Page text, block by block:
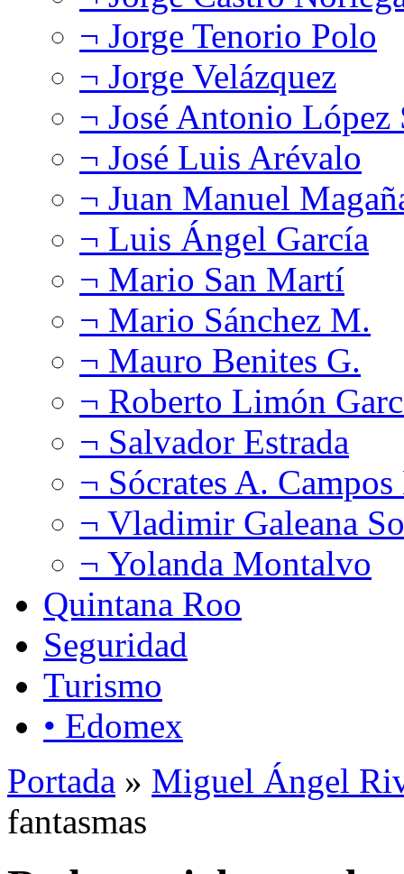
¬ Jorge Tenorio Polo
¬ Jorge Velázquez
¬ José Antonio López
¬ José Luis Arévalo
¬ Juan Manuel
¬ Luis Ángel García
¬ Mario San Martí
¬ Mario Sánchez M.
¬ Mauro Benites G.
¬ Roberto Limón
¬ Salvador Estrada
¬ Sócrates A.
¬ Vladimir Galeana
¬ Yolanda Montalvo
Quintana Roo
Seguridad
Turismo
• Edomex
Portada » Miguel Ángel
fantasmas